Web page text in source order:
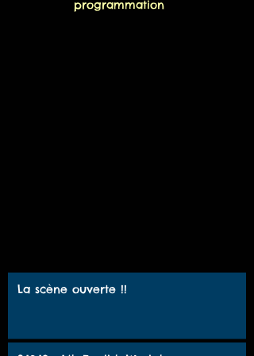
programmation
La scène ouverte !!